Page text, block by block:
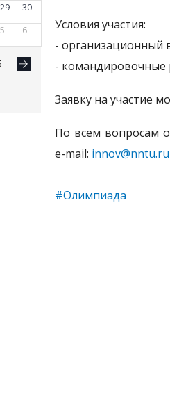
29
30
5 6
Условия участия:
- организационный
- командировочные
Заявку на участие
По всем вопросам
e-mail: innov@nntu.ru
#Олимпиада